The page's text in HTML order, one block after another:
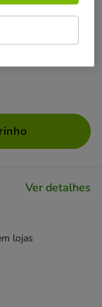
Ver detalhes
lojas